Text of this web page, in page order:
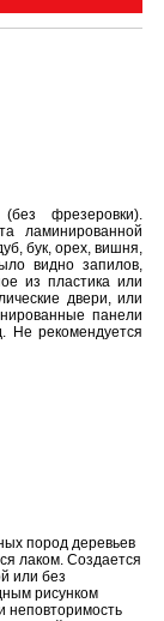
фрезеровки).
ламинированной
бук, орех, вишня,
видно запилов,
из пластика или
двери, или
панели
Не рекомендуется
пород деревьев
лаком. Создается
или без
рисунком
неповторимость